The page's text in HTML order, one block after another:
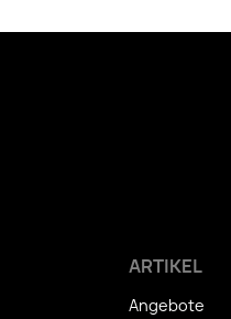
ARTIKEL
Angebote